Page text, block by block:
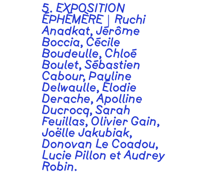
5. EXPOSITION
ÉPHÉMÈRE｜Ruchi
Anadkat, Jérôme
Boccia, Cécile
Boudeulle, Chloé
Boulet, Sébastien
Cabour, Pauline
Delwaulle, Élodie
Derache, Apolline
Ducrocq, Sarah
Feuillas, Olivier Gain,
Joëlle Jakubiak,
Donovan Le Coadou,
Lucie Pillon et Audrey
Robin.